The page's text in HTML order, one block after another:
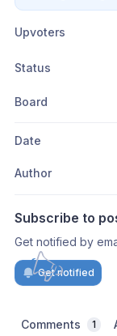
Upvoters
Status
Board
Date
Author
Subscribe to
Get notified by
Get notified
Comments 1